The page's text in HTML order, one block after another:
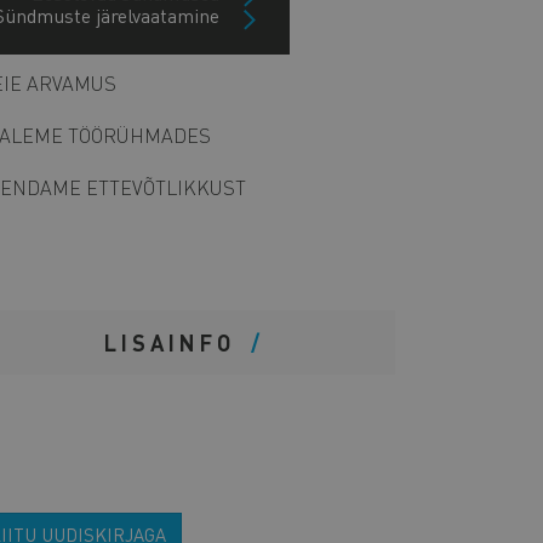
järelvaatamine
Arhiiv
ARVAMUS
TÖÖRÜHMADES
ETTEVÕTLIKKUST
LISAINFO
UUDISKIRJAGA